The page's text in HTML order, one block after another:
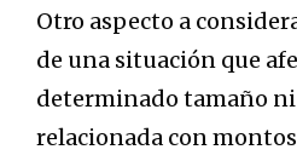
Otro aspecto a
de una situación que
determinado tamaño ni
relacionada con